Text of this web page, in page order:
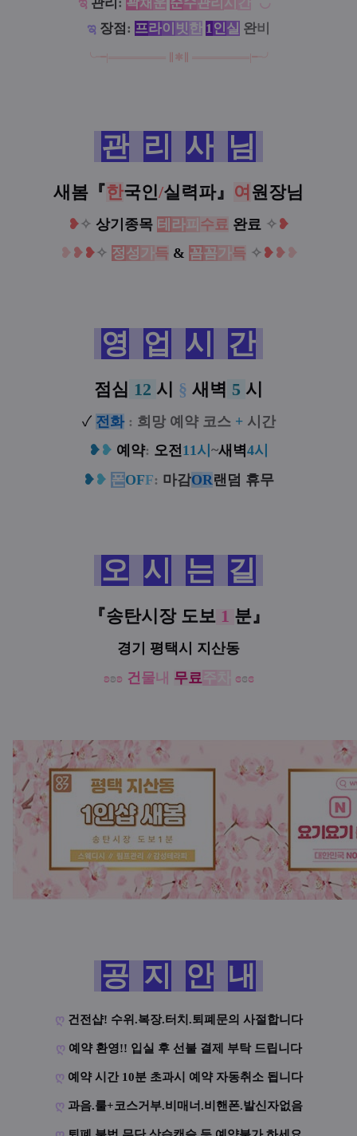
ಇ 장점 : 프라이 빗 한 1인실 완비
╰╼| ════════ ✱ ════════| ╾╯
관 리 사 님
새봄『한국인/실력파』 여 원장님
❥ ✧ 상기종목 테 라피 수료 완료 ✧ ❥
❥ ❥ ❥ ✧ 정성 가득 & 꼼꼼가득 ✧ ❥ ❥ ❥
영 업 시 간
점심 12 시 § 새벽 5 시
✓ 전화 : 희망 예약 코스+ 시간
❥ ❥ 예약: 오전11시 ~새벽 4시
❥ ❥ 폰OFF: 마감OR랜덤 휴무
오 시 는 길
『송탄시장 도보1 분』
경기 평택시 지산동
ʚʚʚ 건물내 무료주 ɞɞɞ
공 지 안 내
ღ 건전샵! 수위.복장.터치.퇴폐문의 사절합니다
ღ 예약 환영!! 입실 후 선불 결제 부탁 드립니다
ღ 예약 시간 10분 초과시 예약 자동취소 됩니다
ღ 과음.룰+코스거부.비매너.비핸폰.발신자없음